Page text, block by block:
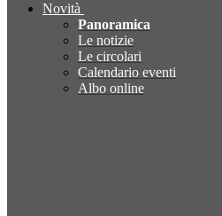
Novità
Panoramica
Le notizie
Le circolari
Calendario eventi
Albo online